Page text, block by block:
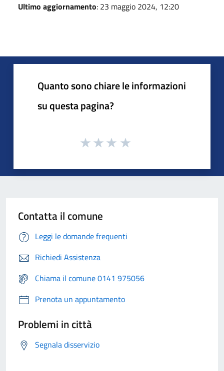
Ultimo aggiornamento: 23 maggio 2024, 12:20
Quanto sono chiare le informazioni
su questa pagina?
Contatta il comune
Leggi le domande frequenti
Richiedi Assistenza
Chiama il comune 0141 975056
Prenota un appuntamento
Problemi in città
Segnala disservizio